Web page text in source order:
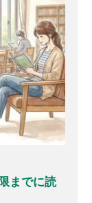
までに読